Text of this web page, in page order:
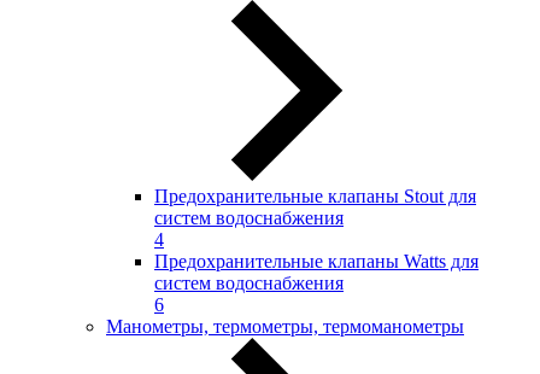
Предохранительные клапаны Stout для
систем водоснабжения
4
Предохранительные клапаны Watts для
систем водоснабжения
6
Манометры, термометры, термоманометры